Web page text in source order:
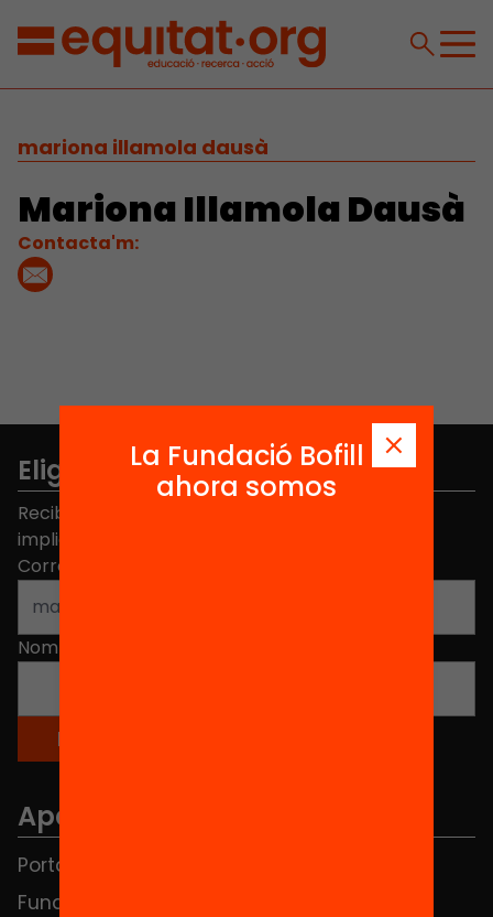
mariona illamola dausà
Mariona Illamola Dausà
Contacta'm:
Elige equidad
Recibe contenidos, iniciativas y proyectos para
implicarte.
Correo electrónico
Nombre
Apartados
Portada
Fundación
La Fundació Bofill
ahora somos